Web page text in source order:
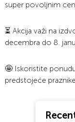
super povoljnim
⏳ Akcija važi na
decembra do 8.
🤩 Iskoristite
predstojeće